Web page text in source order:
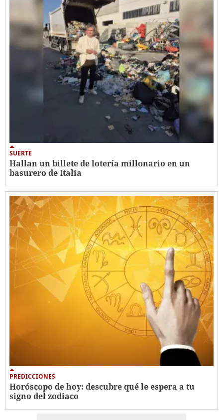
SUERTE
Hallan un billete de lotería millonario en un
basurero de Italia
PREDICCIONES
Horóscopo de hoy: descubre qué le espera a tu
signo del zodiaco